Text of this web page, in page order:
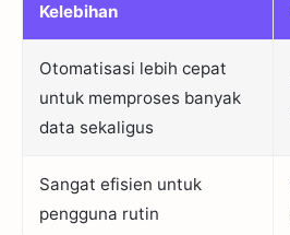
Kelebihan
Otomatisasi lebih cepat
untuk memproses banyak
data sekaligus
Sangat efisien untuk
pengguna rutin